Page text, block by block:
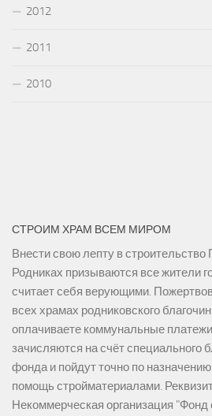
2012
2011
2010
СТРОИМ ХРАМ ВСЕМ МИРОМ
Внести свою лепту в строительство
Родниках призываются все жители
считает себя верующими.
всех храмах родниковского
оплачиваете коммунальные
зачисляются на счёт специального
фонда и пойдут точно по
помощь стройматериалами.
Некоммерческая организация